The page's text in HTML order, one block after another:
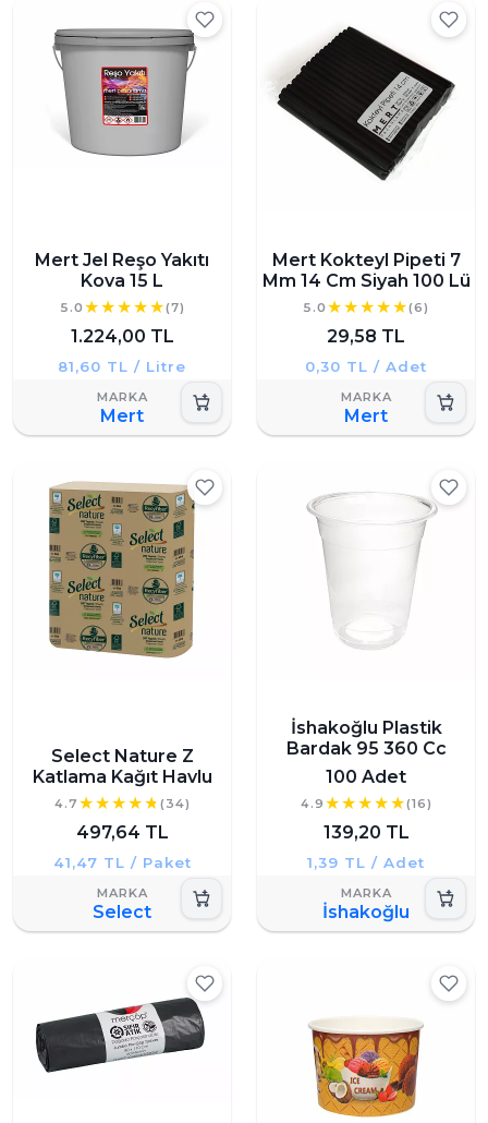
Mert Jel Reşo Yakıtı
Kova 15 L
5.0 (7)
1.224,00 TL
81,60 TL / Litre
Mert
Mert Kokteyl Pipeti 7
Mm 14 Cm Siyah 100 Lü
5.0 (6)
29,58 TL
0,30 TL / Adet
Mert
Select Nature Z
Katlama Kağıt Havlu
4.7 (34)
497,64 TL
41,47 TL / Paket
Select
İshakoğlu Plastik
Bardak 95 360 Cc
100 Adet
4.9 (16)
139,20 TL
1,39 TL / Adet
İshakoğlu